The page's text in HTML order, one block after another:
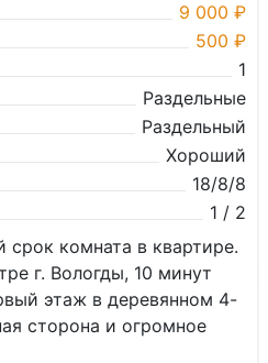
9 000 ₽
500 ₽
1
Раздельные
Раздельный
Хороший
18/8/8
1 / 2
срок комната в квартире.
г. Вологды, 10 минут
этаж в деревянном 4-
сторона и огромное